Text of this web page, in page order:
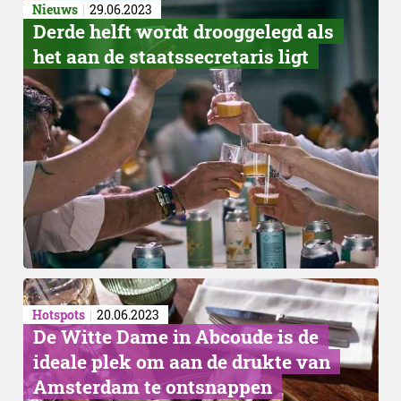
Franse keuken
Nieuws 29.06.2023
Derde helft wordt drooggelegd als
het aan de staatssecretaris ligt
Hotspots 20.06.2023
De Witte Dame in Abcoude is de
ideale plek om aan de drukte van
Amsterdam te ontsnappen